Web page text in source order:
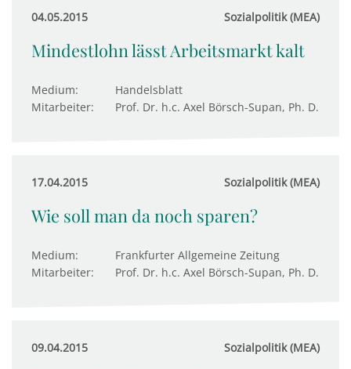
04.05.2015 Sozialpolitik (MEA)
Mindestlohn lässt Arbeitsmarkt kalt
Medium:
Handelsblatt
Mitarbeiter:
Prof. Dr. h.c. Axel Börsch-Supan, Ph. D.
17.04.2015 Sozialpolitik (MEA)
Wie soll man da noch sparen?
Medium:
Frankfurter Allgemeine Zeitung
Mitarbeiter:
Prof. Dr. h.c. Axel Börsch-Supan, Ph. D.
09.04.2015 Sozialpolitik (MEA)